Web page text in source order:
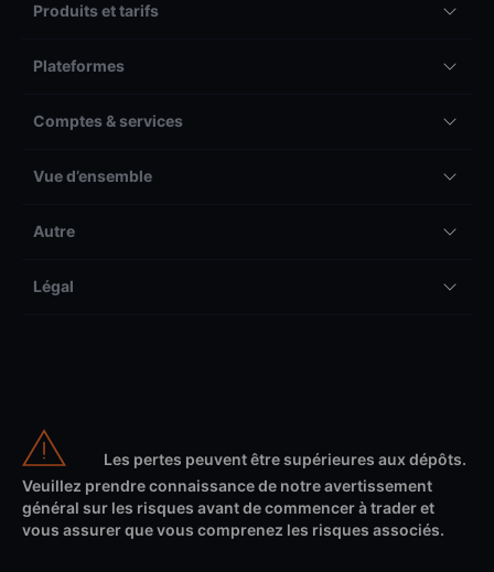
Produits et tarifs
Plateformes
Comptes & services
Vue d’ensemble
Autre
Légal
Les pertes peuvent être supérieures aux dépôts.
Veuillez prendre connaissance de notre avertissement
général sur les risques avant de commencer à trader et
vous assurer que vous comprenez les risques associés.